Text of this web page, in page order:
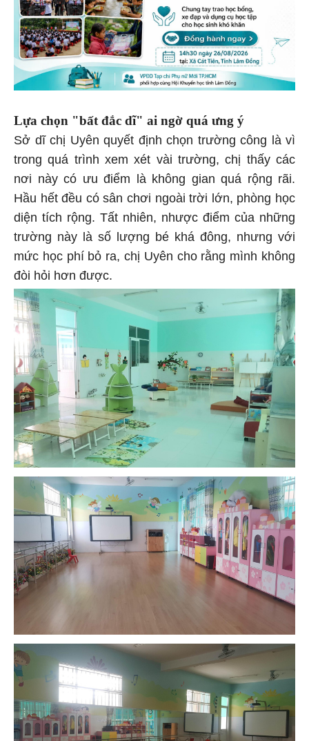
Lựa chọn "bất đắc dĩ" ai ngờ quá ưng ý
Sở dĩ chị Uyên quyết định chọn trường công là vì
trong quá trình xem xét vài trường, chị thấy các
nơi này có ưu điểm là không gian quá rộng rãi.
Hầu hết đều có sân chơi ngoài trời lớn, phòng học
diện tích rộng. Tất nhiên, nhược điểm của những
trường này là số lượng bé khá đông, nhưng với
mức học phí bỏ ra, chị Uyên cho rằng mình không
đòi hỏi hơn được.